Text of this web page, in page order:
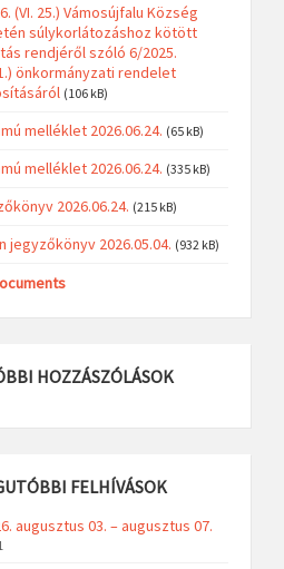
(VI. 25.) Vámosújfalu Község
súlykorlátozáshoz kötött
rendjéről szóló 6/2025.
önkormányzati rendelet
(106 kB)
melléklet 2026.06.24. (65 kB)
melléklet 2026.06.24. (335 kB)
2026.06.24. (215 kB)
jegyzőkönyv 2026.05.04. (932 kB)
HOZZÁSZÓLÁSOK
FELHÍVÁSOK
augusztus 03. – augusztus 07.